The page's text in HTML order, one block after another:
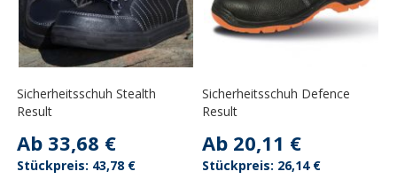
Sicherheitsschuh Stealth
Result
Ab 33,68 €
43,78 €
Sicherheitsschuh Defence
Result
Ab 20,11 €
26,14 €